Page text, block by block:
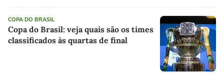
COPA DO BRASIL
Copa do Brasil: veja quais são os times
classificados às quartas de final